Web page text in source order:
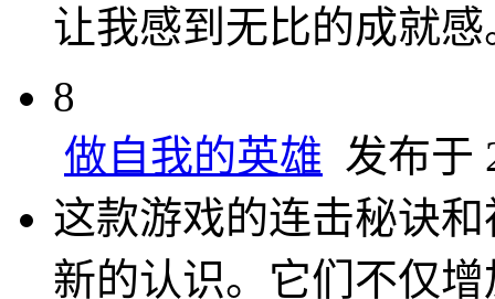
让我感到无比的成就感
8
做自我的英雄 发布于
这款游戏的连击秘诀
新的认识。它们不仅